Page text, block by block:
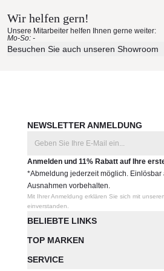
Erleben Sie unsere Stoffe und
Ihren eigenen vier Wänden.
Aktuelle Originalstoffe des
Wir helfen gern!
Unsere Mitarbeiter helfen Ihnen gerne weiter:
Mo-So: -
Besuchen Sie auch unseren Showroom
BELIEBTE LINKS
TOP MARKEN
SERVICE
NEWSLETTER ANMELDUNG
Anmelden und 11% Rabatt auf Ihre
*Abmeldung jederzeit möglich. Einlösbar
Ausnahmen vorbehalten.
Mit Ihrer Anmeldung erklären Sie sich mit
einverstanden.